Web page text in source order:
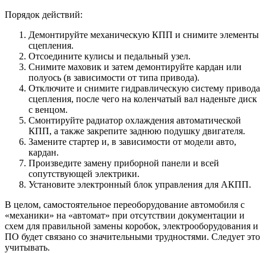
Порядок действий:
Демонтируйте механическую КПП и снимите элементы
сцепления.
Отсоедините кулисы и педальный узел.
Снимите маховик и затем демонтируйте кардан или
полуось (в зависимости от типа привода).
Отключите и снимите гидравлическую систему привода
сцепления, после чего на коленчатый вал наденьте диск
с венцом.
Смонтируйте радиатор охлаждения автоматической
КПП, а также закрепите заднюю подушку двигателя.
Замените стартер и, в зависимости от модели авто,
кардан.
Произведите замену приборной панели и всей
сопутствующей электрики.
Установите электронный блок управления для АКПП.
В целом, самостоятельное переоборудование автомобиля с
«механики» на «автомат» при отсутствии документации и
схем для правильной замены коробок, электрооборудования и
ПО будет связано со значительными трудностями. Следует это
учитывать.